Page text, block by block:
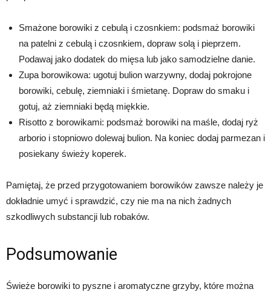
Smażone borowiki z cebulą i czosnkiem: podsmaż borowiki
na patelni z cebulą i czosnkiem, dopraw solą i pieprzem.
Podawaj jako dodatek do mięsa lub jako samodzielne danie.
Zupa borowikowa: ugotuj bulion warzywny, dodaj pokrojone
borowiki, cebulę, ziemniaki i śmietanę. Dopraw do smaku i
gotuj, aż ziemniaki będą miękkie.
Risotto z borowikami: podsmaż borowiki na maśle, dodaj ryż
arborio i stopniowo dolewaj bulion. Na koniec dodaj parmezan i
posiekany świeży koperek.
Pamiętaj, że przed przygotowaniem borowików zawsze należy je
dokładnie umyć i sprawdzić, czy nie ma na nich żadnych
szkodliwych substancji lub robaków.
Podsumowanie
Świeże borowiki to pyszne i aromatyczne grzyby, które można